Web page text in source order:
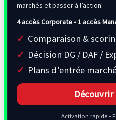
marchés et passer à l’action.
4 accès Corporate • 1 accès
Comparaison &
Décision DG / DAF /
Plans d’entrée
Découvrir
Activation rapide •